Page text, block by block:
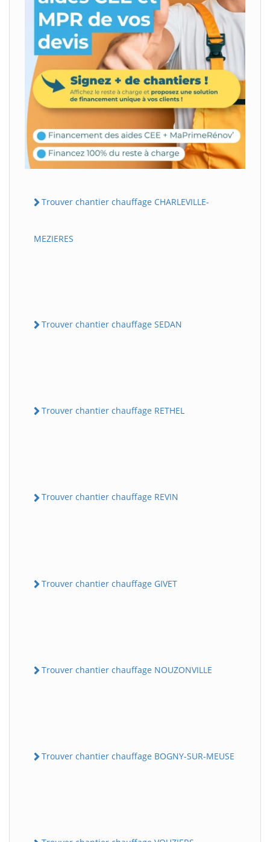
Trouver chantier chauffage CHARLEVILLE-
MEZIERES
Trouver chantier chauffage SEDAN
Trouver chantier chauffage RETHEL
Trouver chantier chauffage REVIN
Trouver chantier chauffage GIVET
Trouver chantier chauffage NOUZONVILLE
Trouver chantier chauffage BOGNY-SUR-MEUSE